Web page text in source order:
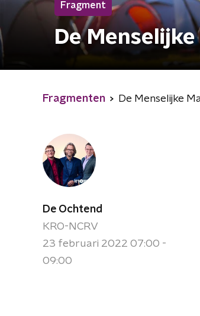
Fragment
De
Fragmenten De Menselijke
De Ochtend
KRO-NCRV
23 februari 2022 07:00 -
09:00